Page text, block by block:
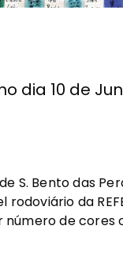
dia 10 de
S. Bento das
rodoviário da
de